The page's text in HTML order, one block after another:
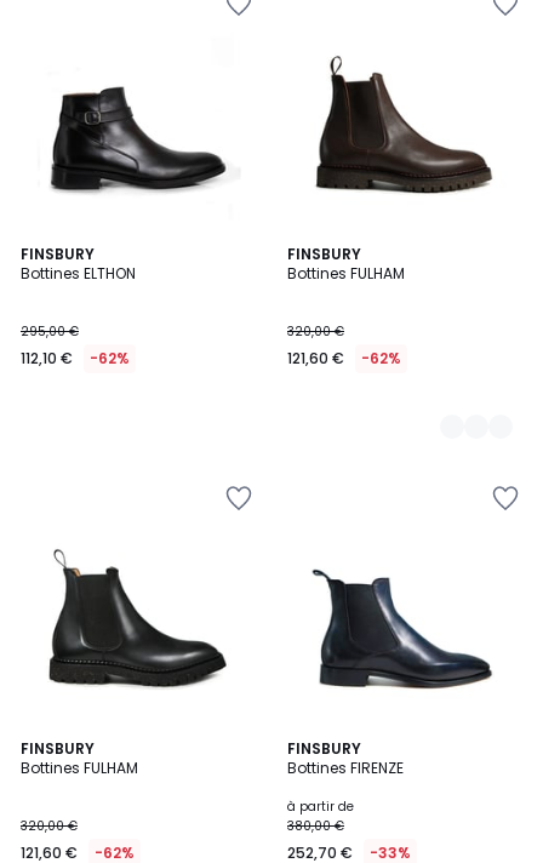
FINSBURY
Bottines ELTHON
295,00 €
112,10 € -62%
FINSBURY
Bottines FULHAM
320,00 €
121,60 € -62%
2
Couleurs
FINSBURY
Bottines FULHAM
320,00 €
121,60 € -62%
FINSBURY
Bottines FIRENZE
à partir de
380,00 €
252,70 € -33%